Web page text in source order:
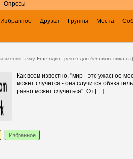
Опросы
Избранное Друзья Группы Места
изменил тему Еще один трекер для беспилотника в
Как всем известно, "мир - это ужасное
может случится - она случится
равно может случиться". От […]
Избранное